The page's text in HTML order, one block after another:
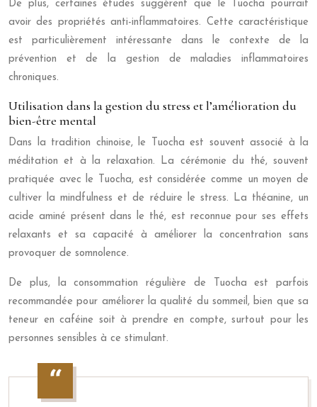
De plus, certaines études suggèrent que le Tuocha pourrait
avoir des propriétés anti-inflammatoires. Cette caractéristique
est particulièrement intéressante dans le contexte de la
prévention et de la gestion de maladies inflammatoires
chroniques.
Utilisation dans la gestion du stress et l’amélioration du
bien-être mental
Dans la tradition chinoise, le Tuocha est souvent associé à la
méditation et à la relaxation. La cérémonie du thé, souvent
pratiquée avec le Tuocha, est considérée comme un moyen de
cultiver la mindfulness et de réduire le stress. La théanine, un
acide aminé présent dans le thé, est reconnue pour ses effets
relaxants et sa capacité à améliorer la concentration sans
provoquer de somnolence.
De plus, la consommation régulière de Tuocha est parfois
recommandée pour améliorer la qualité du sommeil, bien que sa
teneur en caféine soit à prendre en compte, surtout pour les
personnes sensibles à ce stimulant.